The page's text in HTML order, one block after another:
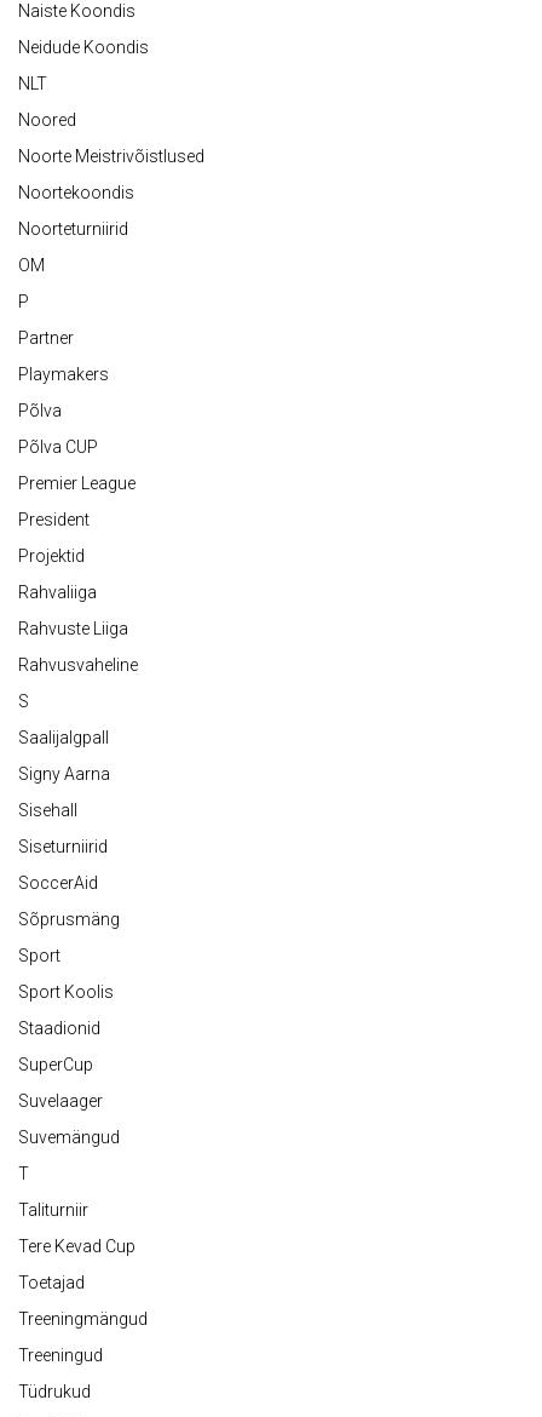
Naiste Koondis
Neidude Koondis
NLT
Noored
Noorte Meistrivõistlused
Noortekoondis
Noorteturniirid
OM
P
Partner
Playmakers
Põlva
Põlva CUP
Premier League
President
Projektid
Rahvaliiga
Rahvuste Liiga
Rahvusvaheline
S
Saalijalgpall
Signy Aarna
Sisehall
Siseturniirid
SoccerAid
Sõprusmäng
Sport
Sport Koolis
Staadionid
SuperCup
Suvelaager
Suvemängud
T
Taliturniir
Tere Kevad Cup
Toetajad
Treeningmängud
Treeningud
Tüdrukud